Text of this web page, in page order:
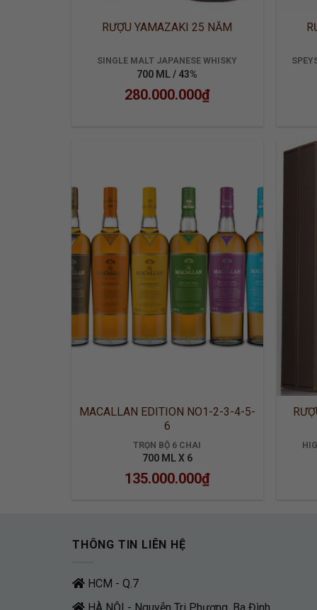
RƯỢU YAMAZAKI 25 NĂM
SINGLE MALT JAPANESE WHISKY
700 ML / 43%
280.000.000₫
ADD TO
WISHLIST
MACALLAN EDITION NO1-2-3-4-5-
6
TRỌN BỘ 6 CHAI
700 ML X 6
135.000.000₫
THÔNG TIN LIÊN HỆ
HCM - Q.7